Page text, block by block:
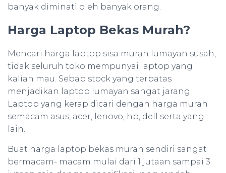
banyak diminati oleh banyak orang.
Harga Laptop Bekas Murah?
Mencari harga laptop sisa murah lumayan susah,
tidak seluruh toko mempunyai laptop yang
kalian mau. Sebab stock yang terbatas
menjadikan laptop lumayan sangat jarang.
Laptop yang kerap dicari dengan harga murah
semacam asus, acer, lenovo, hp, dell serta yang
lain.
Buat harga laptop bekas murah sendiri sangat
bermacam- macam mulai dari 1 jutaan sampai 3